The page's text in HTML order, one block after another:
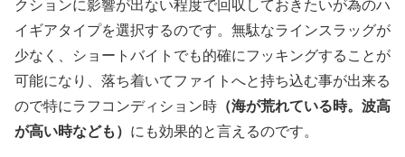
クションに影響が出ない程度で回収しておきたいが為のハ
イギアタイプを選択するのです。無駄なラインスラッグが
少なく、ショートバイトでも的確にフッキングすることが
可能になり、落ち着いてファイトへと持ち込む事が出来る
ので特にラフコンディション時 （海が荒れている時。波高
が高い時なども） にも効果的と言えるのです。